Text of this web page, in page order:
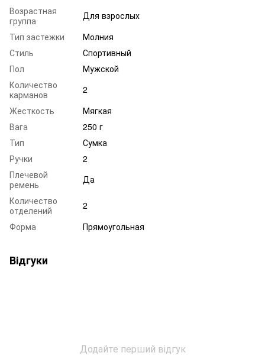
Возрастная
группа
Для взрослых
Тип застежки
Молния
Стиль
Спортивный
Пол
Мужской
Количество
карманов
2
Жесткость
Мягкая
Вага
250 г
Тип
Сумка
Ручки
2
Плечевой
ремень
Да
Количество
отделений
2
Форма
Прямоугольная
Відгуки
Додайте перший відгук